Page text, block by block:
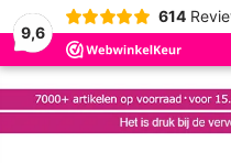
9,6
614